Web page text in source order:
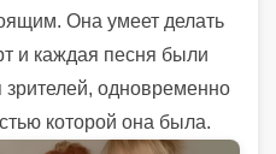
Она умеет делать
и каждая песня были
одновременно
которой она была.